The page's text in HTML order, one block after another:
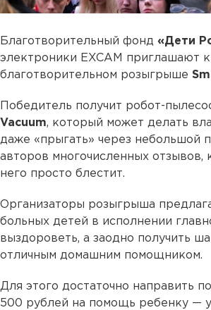
Благотворительный фонд «Дети
электроники EXCAM приглашают
благотворительном розыгрыше
Победитель получит робот-
Vacuum, который может делать
даже «прыгать» через небольшой
авторов многочисленных отзывов,
него просто блестит.
Организаторы розыгрыша
больных детей в исполнении
выздороветь, а заодно получить
отличным домашним помощником.
Для этого достаточно направить
500 рублей на помощь ребенку —